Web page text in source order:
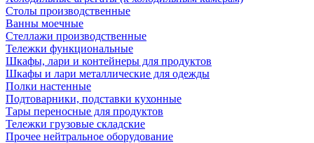
Столы производственные
Ванны моечные
Стеллажи производственные
Тележки функциональные
Шкафы, лари и контейнеры для продуктов
Шкафы и лари металлические для одежды
Полки настенные
Подтоварники, подставки кухонные
Тары переносные для продуктов
Тележки грузовые складские
Прочее нейтральное оборудование